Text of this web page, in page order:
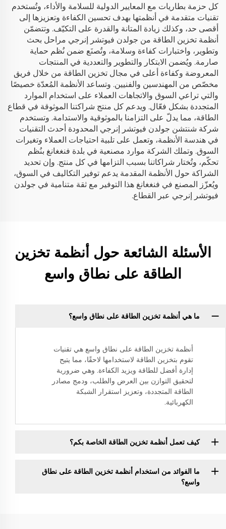
كل حزمة بطاريات مع المعايير الدولية للسلامة والأداء، وتُستخدم
تقنيات متقدمة في أنظمتها بهدف تحسين الكفاءة وتعزيزها إلى
أقصى حد، وكذلك زيادة المتانة والقدرة على التكيّف. وتتضمّن
أنظمة تخزين الطاقة من جولدن فيوتشر إنرجي مراحل بحث
وتطوير، واختبارات كفاءة وسلامة، وتُصنَع ضمن نُظم حماية
صارمة. ويُضمن الابتكار والتطوير والتعددية في المنتجات
المعروضة وكفاءة أعلى في مجال تخزين الطاقة من خلال فريق
مخصّص من المهندسين والفنيين. وتساعد الأنظمة المُعدّة خصيصًا
والتي تراعي السوق والاتجاهات العملاء على استخدام الموارد
المتجددة بشكل فعّال. ويدعم كل منتج شراكتنا الموثوقة في قطاع
الطاقة، مما يدلّ على التزامنا بالموثوقية والاستدامة. وتستخدم
شركة شنتشن جولدن فيوتشر إنرجي المحدودة أحدث التقنيات
في هندسة الأنظمة، وتعمل على تلبية احتياجات العملاء وتغيرات
السوق. وتملك الشركة موارد مصنعية في بلدة فنغغانغ بنُظم
تحكّم، وتُختار شراكاتنا بسبب التزامها في كل منتج. وإن تحديد
الشراكة حول الأنظمة المقدمة يدعم توفير التكاليف في السوق،
ويُعزّز المصنع في فنغغانغ هذا التوفير مع ثقة متنامية في جولدن
فيوتشر إنرجي عبر القطاع.
الأسئلة الشائعة حول أنظمة تخزين
الطاقة على نطاق واسع
ما هي أنظمة تخزين الطاقة على نطاق واسع؟
أنظمة تخزين الطاقة على نطاق واسع هي تقنيات
تقوم بتخزين الطاقة لاستخدامها لاحقًا، مما يتيح
إدارة أفضل للطاقة ويزيد الكفاءة. وهي ضرورية
لتحقيق التوازن بين العرض والطلب، ودمج مصادر
الطاقة المتجددة، وتعزيز استقرار الشبكة
الكهربائية.
كيف تعمل أنظمة تخزين الطاقة الخاصة بكم؟
ما الفوائد من استخدام أنظمة تخزين الطاقة على نطاق
واسع؟